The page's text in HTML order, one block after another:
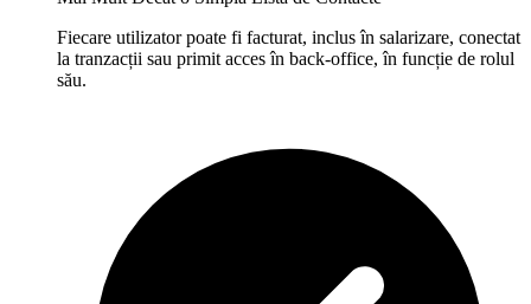
Fiecare utilizator poate fi facturat, inclus în salarizare, conectat
la tranzacții sau primit acces în back-office, în funcție de rolul
său.